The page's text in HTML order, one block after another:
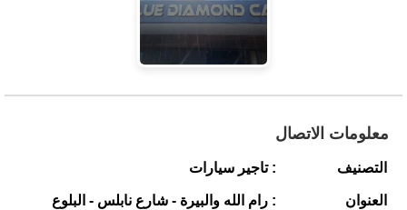
معلومات الاتصال
التصنيف : تاجير سيارات
العنوان : رام الله والبيرة - شارع نابلس - البلوع